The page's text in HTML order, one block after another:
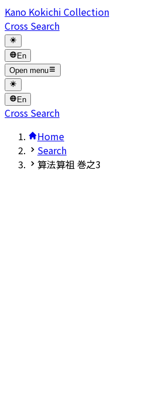
Kano Kokichi Collection
Cross Search
En
Open menu
En
Cross Search
Home
Search
算法算祖 巻之3